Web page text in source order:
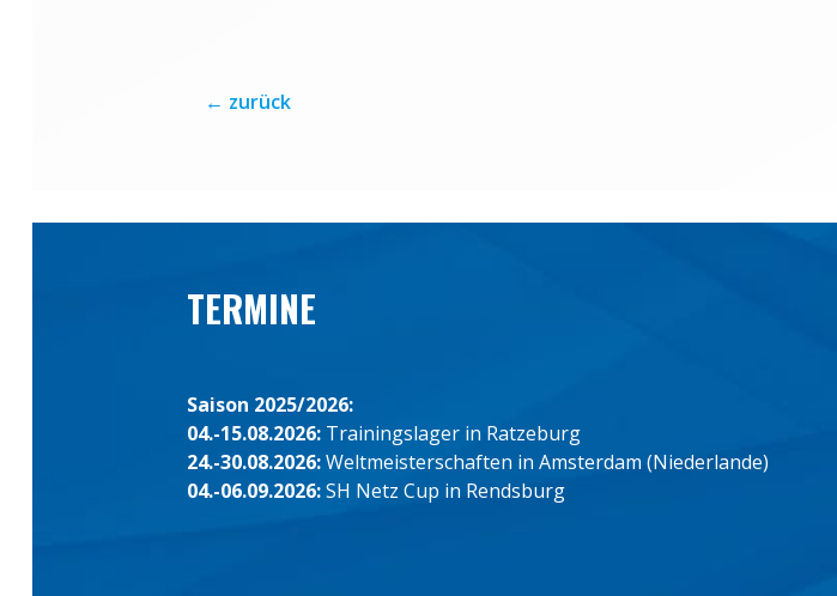
← zurück
TERMINE
Saison 2025/2026:
04.-15.08.2026: Trainingslager in Ratzeburg
24.-30.08.2026:Weltmeisterschaften in Amsterdam (Niederlande)
04.-06.09.2026:SH Netz Cup in Rendsburg